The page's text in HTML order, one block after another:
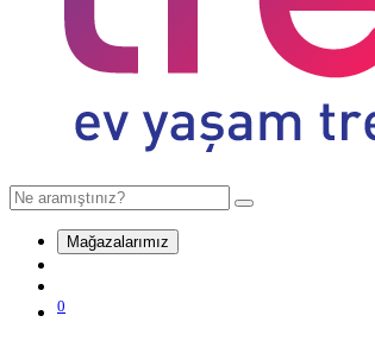
Mağazalarımız
0